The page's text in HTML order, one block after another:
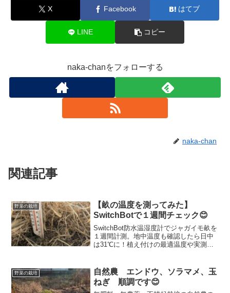
X Facebook はてブ
LINE コピー
naka-chanをフォローする
naka-chan
関連記事
野菜の栽培
【畝の温度を測ってみた】
SwitchBotで１週間チェック😊
SwitchBot防水温湿度計でジャガイモ畝を
１週間計測。地中温度も確認したら日中
は31℃に！植え付けの最適温度や実測デ
野菜の栽培
自然農 エンドウ、ソラマメ、玉
ねぎ 順調です😊